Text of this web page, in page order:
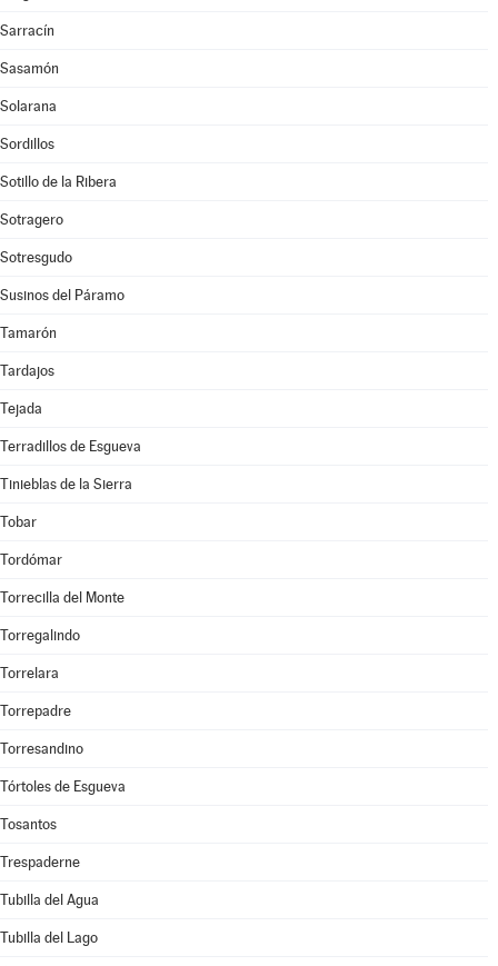
Sarracín
Sasamón
Solarana
Sordillos
Sotillo de la Ribera
Sotragero
Sotresgudo
Susinos del Páramo
Tamarón
Tardajos
Tejada
Terradillos de Esgueva
Tinieblas de la Sierra
Tobar
Tordómar
Torrecilla del Monte
Torregalindo
Torrelara
Torrepadre
Torresandino
Tórtoles de Esgueva
Tosantos
Trespaderne
Tubilla del Agua
Tubilla del Lago